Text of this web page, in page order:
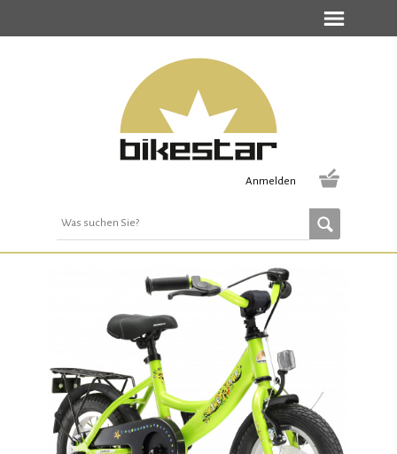
Anmelden